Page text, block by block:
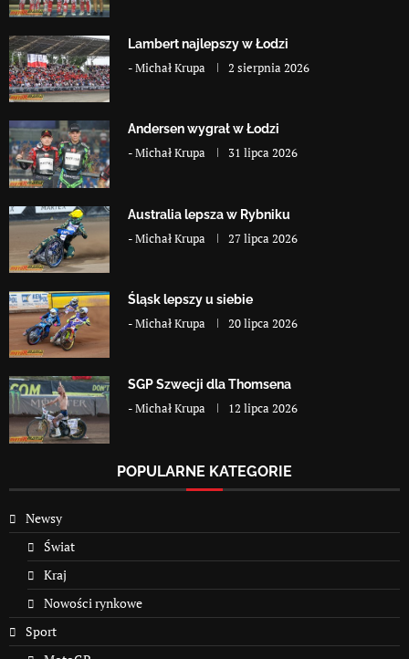
Lambert najlepszy w Łodzi
-Michał Krupa 2 sierpnia 2026
Andersen wygrał w Łodzi
-Michał Krupa 31 lipca 2026
Australia lepsza w Rybniku
-Michał Krupa 27 lipca 2026
Śląsk lepszy u siebie
-Michał Krupa 20 lipca 2026
SGP Szwecji dla Thomsena
-Michał Krupa 12 lipca 2026
POPULARNE KATEGORIE
Newsy
Świat
Kraj
Nowości rynkowe
Sport